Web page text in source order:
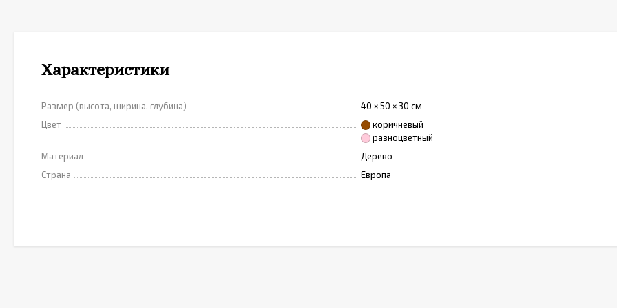
Характеристики
Размер (высота, ширина, глубина)
40 × 50 × 30 см
Цвет
коричневый
разноцветный
Материал
Дерево
Страна
Европа